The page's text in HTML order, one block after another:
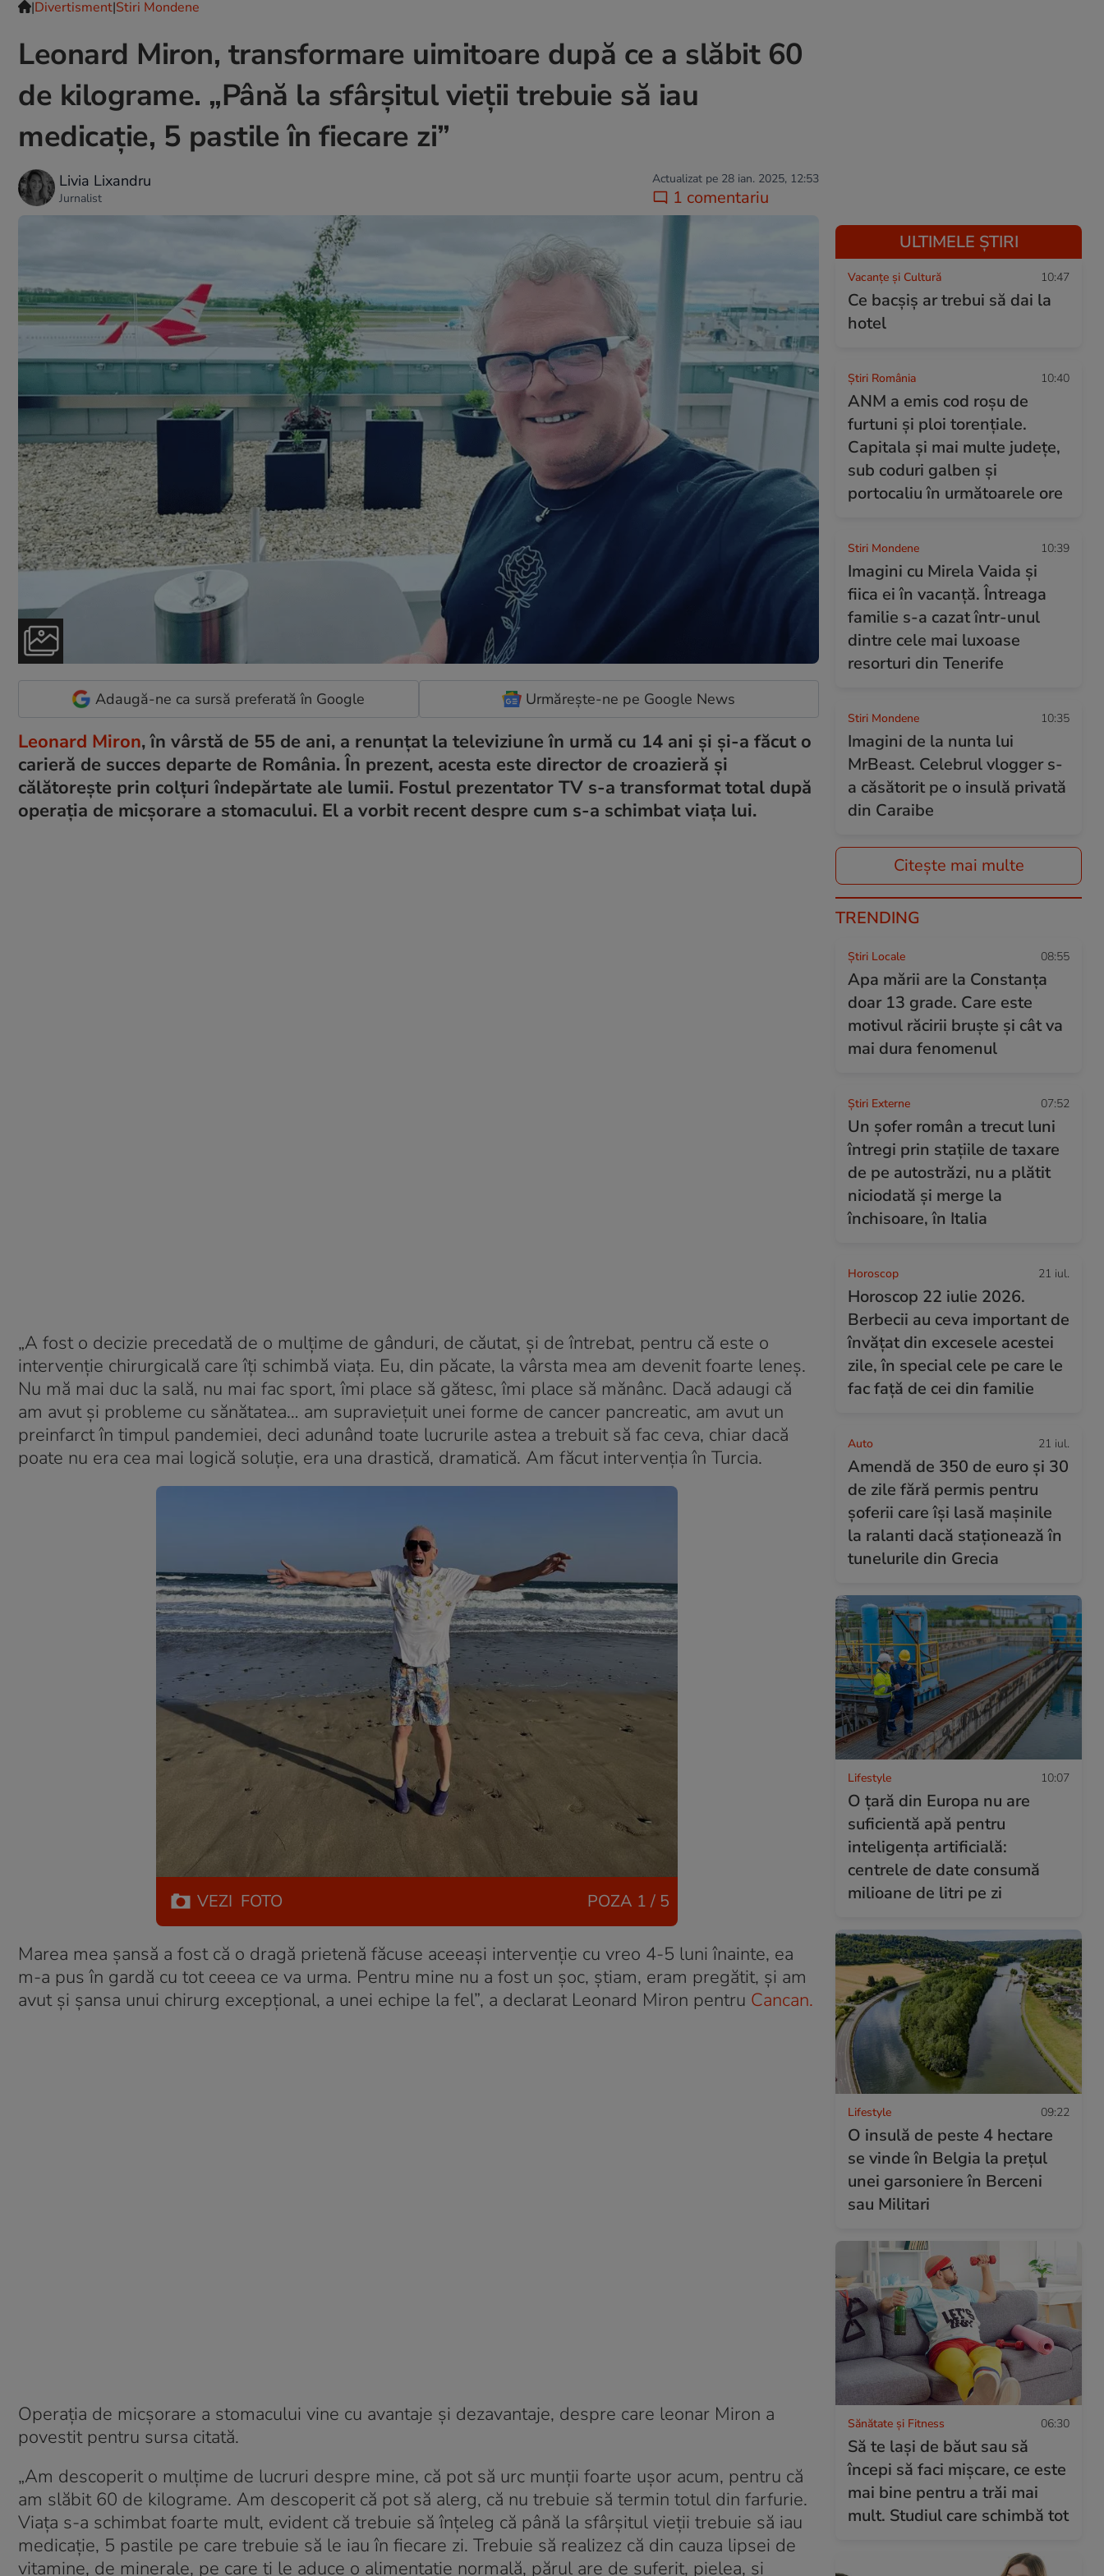
|Divertisment|Stiri Mondene
Leonard Miron, transformare uimitoare după ce a slăbit 60
de kilograme. „Până la sfârșitul vieții trebuie să iau
medicație, 5 pastile în fiecare zi”
Livia Lixandru
Jurnalist
Actualizat pe 28 ian. 2025, 12:53
1 comentariu
Adaugă-ne ca sursă preferată în Google Urmărește-ne pe Google News
Leonard Miron, în vârstă de 55 de ani, a renunțat la televiziune în urmă cu 14 ani și și-a făcut o
carieră de succes departe de România. În prezent, acesta este director de croazieră și
călătorește prin colțuri îndepărtate ale lumii. Fostul prezentator TV s-a transformat total după
operația de micșorare a stomacului. El a vorbit recent despre cum s-a schimbat viața lui.
„A fost o decizie precedată de o mulțime de gânduri, de căutat, și de întrebat, pentru că este o
intervenție chirurgicală care îți schimbă viața. Eu, din păcate, la vârsta mea am devenit foarte leneș.
Nu mă mai duc la sală, nu mai fac sport, îmi place să gătesc, îmi place să mănânc. Dacă adaugi că
am avut și probleme cu sănătatea… am supraviețuit unei forme de cancer pancreatic, am avut un
preinfarct în timpul pandemiei, deci adunând toate lucrurile astea a trebuit să fac ceva, chiar dacă
poate nu era cea mai logică soluție, era una drastică, dramatică. Am făcut intervenția în Turcia.
VEZI FOTO POZA 1 / 5
Marea mea șansă a fost că o dragă prietenă făcuse aceeași intervenție cu vreo 4-5 luni înainte, ea
m-a pus în gardă cu tot ceeea ce va urma. Pentru mine nu a fost un șoc, știam, eram pregătit, și am
avut și șansa unui chirurg excepțional, a unei echipe la fel”, a declarat Leonard Miron pentru Cancan.
Operația de micșorare a stomacului vine cu avantaje și dezavantaje, despre care leonar Miron a
povestit pentru sursa citată.
„Am descoperit o mulțime de lucruri despre mine, că pot să urc munții foarte ușor acum, pentru că
am slăbit 60 de kilograme. Am descoperit că pot să alerg, că nu trebuie să termin totul din farfurie.
Viața s-a schimbat foarte mult, evident că trebuie să înțeleg că până la sfârșitul vieții trebuie să iau
medicație, 5 pastile pe care trebuie să le iau în fiecare zi. Trebuie să realizez că din cauza lipsei de
vitamine, de minerale, pe care ți le aduce o alimentație normală, părul are de suferit, pielea, și
ULTIMELE ȘTIRI
Vacanțe și Cultură 10:47
Ce bacşiş ar trebui să dai la
hotel
Știri România 10:40
ANM a emis cod roșu de
furtuni și ploi torențiale.
Capitala și mai multe județe,
sub coduri galben și
portocaliu în următoarele ore
Stiri Mondene 10:39
Imagini cu Mirela Vaida și
fiica ei în vacanță. Întreaga
familie s-a cazat într-unul
dintre cele mai luxoase
resorturi din Tenerife
Stiri Mondene 10:35
Imagini de la nunta lui
MrBeast. Celebrul vlogger s-
a căsătorit pe o insulă privată
din Caraibe
Citește mai multe
TRENDING
Știri Locale 08:55
Apa mării are la Constanța
doar 13 grade. Care este
motivul răcirii bruște și cât va
mai dura fenomenul
Știri Externe 07:52
Un șofer român a trecut luni
întregi prin stațiile de taxare
de pe autostrăzi, nu a plătit
niciodată și merge la
închisoare, în Italia
Horoscop 21 iul.
Horoscop 22 iulie 2026.
Berbecii au ceva important de
învățat din excesele acestei
zile, în special cele pe care le
fac față de cei din familie
Auto 21 iul.
Amendă de 350 de euro și 30
de zile fără permis pentru
șoferii care își lasă mașinile
la ralanti dacă staționează în
tunelurile din Grecia
Lifestyle 10:07
O țară din Europa nu are
suficientă apă pentru
inteligența artificială:
centrele de date consumă
milioane de litri pe zi
Lifestyle 09:22
O insulă de peste 4 hectare
se vinde în Belgia la prețul
unei garsoniere în Berceni
sau Militari
Sănătate și Fitness 06:30
Să te lași de băut sau să
începi să faci mișcare, ce este
mai bine pentru a trăi mai
mult. Studiul care schimbă tot